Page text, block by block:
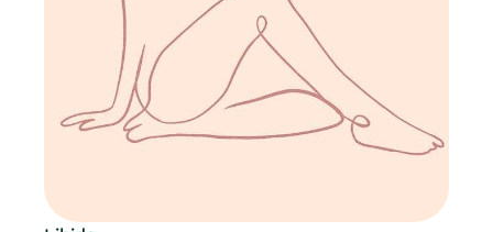
libido spontanée serait davantage en relation
avec des stimuli affectifs, liés aux fantasmes
ou aux pensées cérébrales. Au contraire, la
libido réactive serait davantage une réponse à
une excitation sexuelle.On vous explique tout !